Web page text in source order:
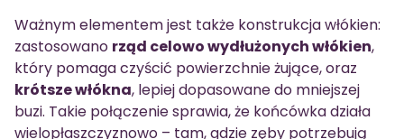
Ważnym elementem jest także konstrukcja włókien:
zastosowano rząd celowo wydłużonych włókien,
który pomaga czyścić powierzchnie żujące, oraz
krótsze włókna, lepiej dopasowane do mniejszej
buzi. Takie połączenie sprawia, że końcówka działa
wielopłaszczyznowo – tam, gdzie zęby potrzebują